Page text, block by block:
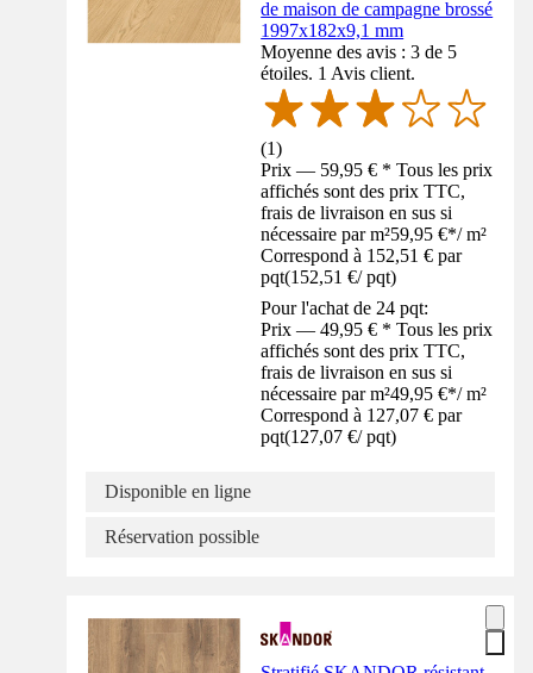
de maison de campagne brossé
1997x182x9,1 mm
Moyenne des avis : 3 de 5
étoiles. 1 Avis client.
(1)
Prix — 59,95 € * Tous les prix
affichés sont des prix TTC,
frais de livraison en sus si
nécessaire par m²59,95 €*/ m²
Correspond à 152,51 € par
pqt(152,51 €/ pqt)
Pour l'achat de 24 pqt:
Prix — 49,95 € * Tous les prix
affichés sont des prix TTC,
frais de livraison en sus si
nécessaire par m²49,95 €*/ m²
Correspond à 127,07 € par
pqt(127,07 €/ pqt)
Disponible en ligne
Réservation possible